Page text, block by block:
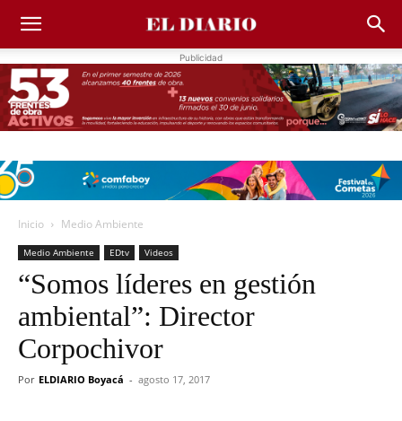
Publicidad
Inicio Medio Ambiente
Medio Ambiente EDtv Videos
“Somos líderes en gestión
ambiental”: Director
Corpochivor
Por ELDIARIO Boyacá - agosto 17, 2017